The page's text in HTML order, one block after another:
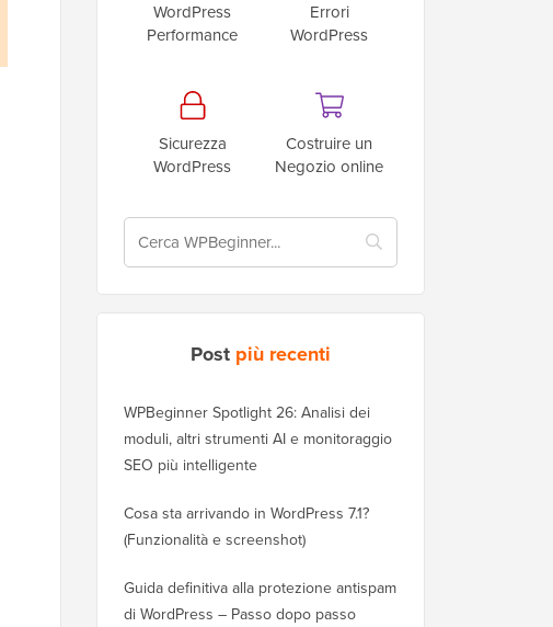
WordPress
Performance
Errori
WordPress
Sicurezza
WordPress
Costruire un
Negozio online
Post più recenti
WPBeginner Spotlight 26: Analisi dei
moduli, altri strumenti AI e monitoraggio
SEO più intelligente
Cosa sta arrivando in WordPress 7.1?
(Funzionalità e screenshot)
Guida definitiva alla protezione antispam
di WordPress – Passo dopo passo